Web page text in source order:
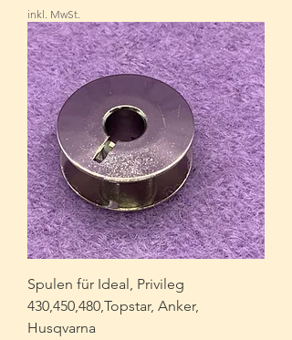
inkl. MwSt.
Spulen für Ideal, Privileg
430,450,480,Topstar, Anker,
Husqvarna